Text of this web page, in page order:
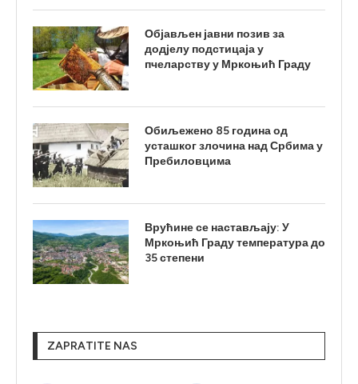
Објављен јавни позив за
додјелу подстицаја у
пчеларству у Мркоњић Граду
Обиљежено 85 година од
усташког злочина над Србима у
Пребиловцима
Врућине се настављају: У
Мркоњић Граду температура до
35 степени
ZAPRATITE NAS